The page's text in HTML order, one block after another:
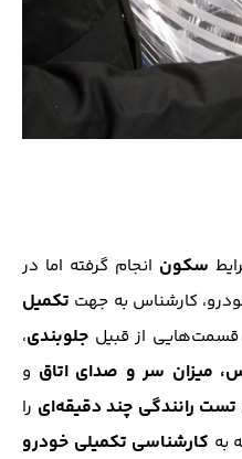
سکون انجام گرفته اما در
کارشناس به جهت تکمیل
از قبیل جلو‌بندی،
میزان سر و صدای اتاق و
تست رانندگی چند دقیقه‌ای را
به کارشناسی تکمیلی خودرو